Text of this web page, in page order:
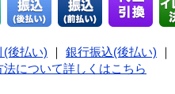
(後払い) 銀行振込(後払い)
法について詳しくはこちら